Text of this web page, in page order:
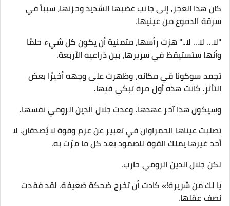
كان هذا العجز، إلى جانب غضبها الشديد وحزنها، سبباً في
سرقة الدموع من عينيها.
"لا... لا... لا.." هزت رأسها، متمنية أن يكون كل شيء حلمًا
وأنها ستستيقظ في سريرها، بين ذراعيه الأربعة.
تجمد سوكونا في مكانه، وظهرت على وجهه أخيرًا بعض
التأثر. كانت هذه أول مرة تبكي فيها.
وسيكون هذا آخر عهدها. وعدت جلال الدين الرومي نفسها.
تصلبت عيناها الحمراوان في تعبير عن عزم وقوة لا يُصدقان. لا
أحد غيرها يملك القوة للصمود بعد كل ما مرّت به.
لكن جلال الدين الرومي حارب.
يا لك من شريرة!» كادت أن تخرج ضحكة ضعيفة. لقد فقدت
نصف عقلها.